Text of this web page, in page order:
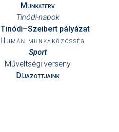
Munkaterv
Tinódi-napok
Tinódi–Szeibert pályázat
Humán munkaközösség
Sport
Műveltségi verseny
Díjazottjaink